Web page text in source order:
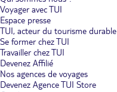
Voyager avec TUI
Espace presse
TUI, acteur du tourisme durable
Se former chez TUI
Travailler chez TUI
Devenez Affilié
Nos agences de voyages
Devenez Agence TUI Store